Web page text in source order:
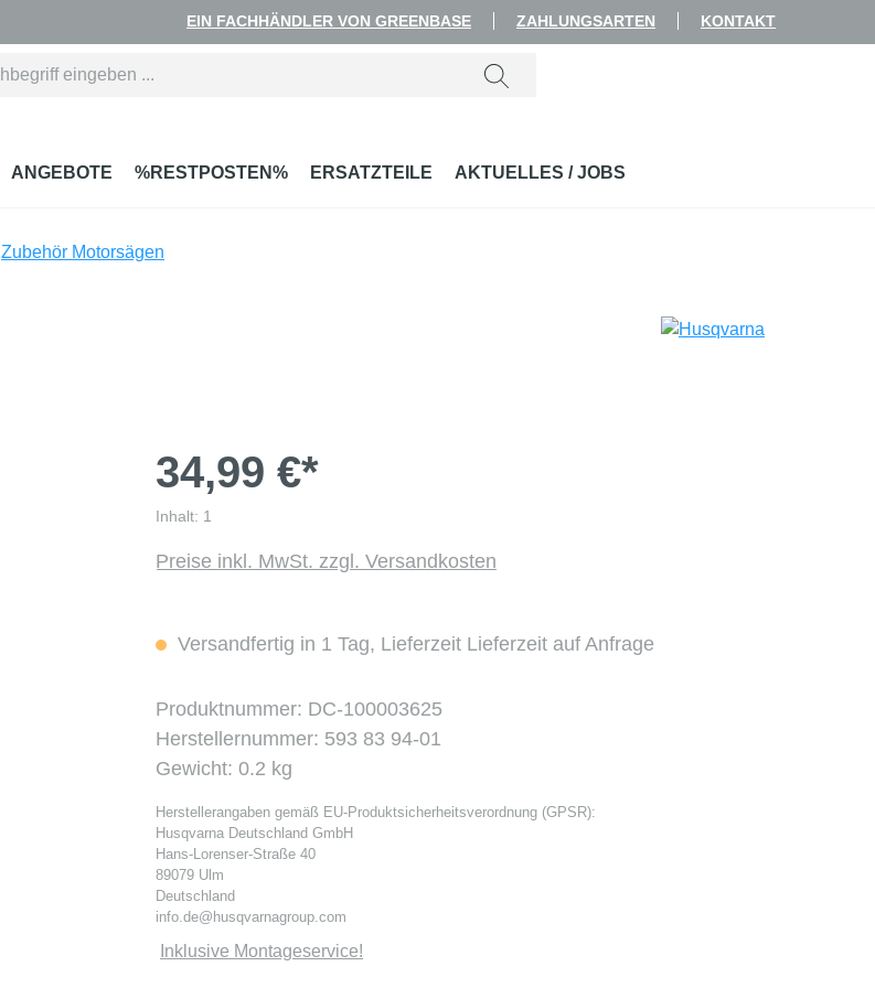
EIN FACHHÄNDLER VON GREENBASE ZAHLUNGSARTEN KONTAKT
ANGEBOTE %RESTPOSTEN% ERSATZTEILE AKTUELLES / JOBS
Zubehör Motorsägen
34,99 €*
Inhalt: 1
Preise inkl. MwSt. zzgl. Versandkosten
Versandfertig in 1 Tag, Lieferzeit Lieferzeit auf Anfrage
Produktnummer: DC-100003625
Herstellernummer: 593 83 94-01
Gewicht: 0.2 kg
Herstellerangaben gemäß EU-Produktsicherheitsverordnung (GPSR):
Husqvarna Deutschland GmbH
Hans-Lorenser-Straße 40
89079 Ulm
Deutschland
info.de@husqvarnagroup.com
Inklusive Montageservice!